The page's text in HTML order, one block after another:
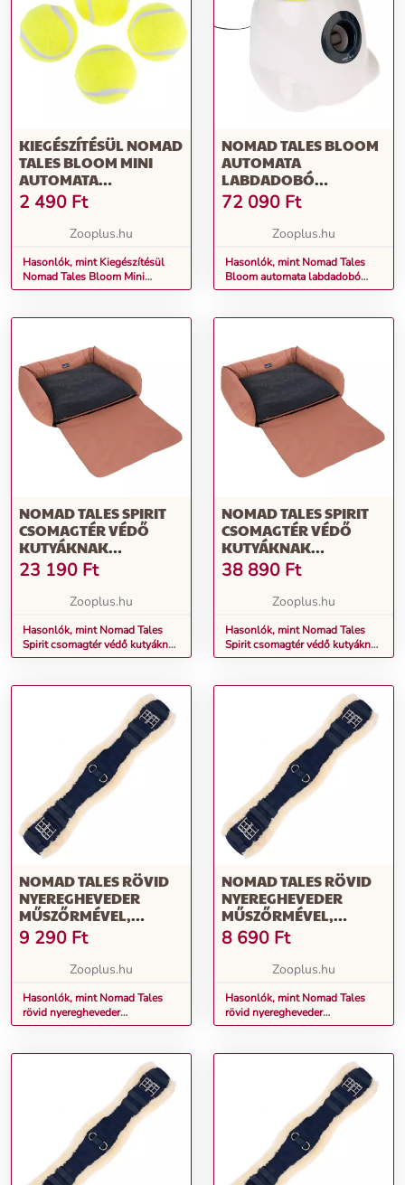
KIEGÉSZÍTÉSÜL NOMAD
TALES BLOOM MINI
AUTOMATA
LABDADOBÓHOZ
TENISZLABDA, 4DB, Ø 5
2 490 Ft
Zooplus.hu
Hasonlók, mint Kiegészítésül
Nomad Tales Bloom Mini
automata labdadobóhoz
NOMAD TALES BLOOM
AUTOMATA
LABDADOBÓ
KUTYÁKNAK, MAXI
32,9X32,2X28,3CM
72 090 Ft
Zooplus.hu
Hasonlók, mint Nomad Tales
Bloom automata labdadobó
kutyáknak, Maxi
NOMAD TALES SPIRIT
CSOMAGTÉR VÉDŐ
KUTYÁKNAK
90X70X23CM
23 190 Ft
Zooplus.hu
Hasonlók, mint Nomad Tales
Spirit csomagtér védő kutyáknak
90x70x23cm
NOMAD TALES SPIRIT
CSOMAGTÉR VÉDŐ
KUTYÁKNAK
107X82X25CM
38 890 Ft
Zooplus.hu
Hasonlók, mint Nomad Tales
Spirit csomagtér védő kutyáknak
107x82x25cm
NOMAD TALES RÖVID
NYEREGHEVEDER
MŰSZŐRMÉVEL,
TENGERÉSZKÉK, 60CM
9 290 Ft
Zooplus.hu
Hasonlók, mint Nomad Tales
rövid nyeregheveder
műszőrmével, tengerészkék,
NOMAD TALES RÖVID
NYEREGHEVEDER
MŰSZŐRMÉVEL,
TENGERÉSZKÉK, 55CM
8 690 Ft
Zooplus.hu
Hasonlók, mint Nomad Tales
rövid nyeregheveder
műszőrmével, tengerészkék,